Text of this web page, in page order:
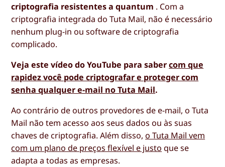
criptografia resistentes a quantum . Com a
criptografia integrada do Tuta Mail, não é necessário
nenhum plug-in ou software de criptografia
complicado.
Veja este vídeo do YouTube para sabercom que
rapidez você pode criptografar e proteger com
senha qualquer e-mail no Tuta Mail.
Ao contrário de outros provedores de e-mail, o Tuta
Mail não tem acesso aos seus dados ou às suas
chaves de criptografia. Além disso, o Tuta Mail vem
com um plano de preços flexível e justo que se
adapta a todas as empresas.